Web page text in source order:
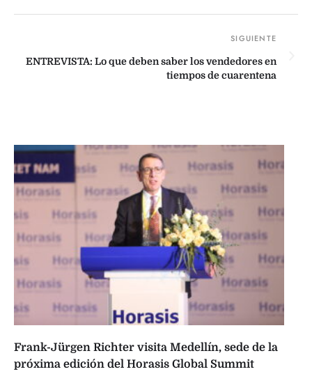
ENTREVISTA: Lo que deben saber los vendedores en
tiempos de cuarentena
Frank-Jürgen Richter visita Medellín, sede de la
próxima edición del Horasis Global Summit